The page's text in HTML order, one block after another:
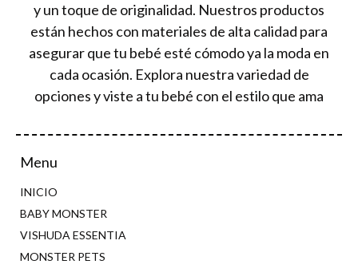
y un toque de originalidad. Nuestros productos
están hechos con materiales de alta calidad para
asegurar que tu bebé esté cómodo ya la moda en
cada ocasión. Explora nuestra variedad de
opciones y viste a tu bebé con el estilo que ama
Menu
INICIO
BABY MONSTER
VISHUDA ESSENTIA
MONSTER PETS